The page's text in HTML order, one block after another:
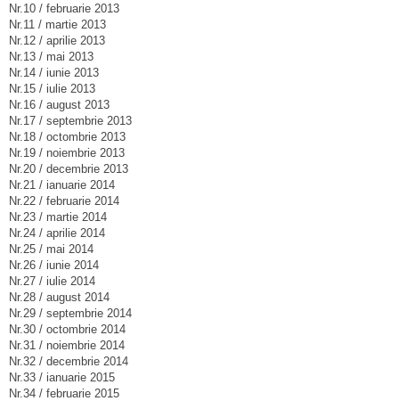
Nr.10 / februarie 2013
Nr.11 / martie 2013
Nr.12 / aprilie 2013
Nr.13 / mai 2013
Nr.14 / iunie 2013
Nr.15 / iulie 2013
Nr.16 / august 2013
Nr.17 / septembrie 2013
Nr.18 / octombrie 2013
Nr.19 / noiembrie 2013
Nr.20 / decembrie 2013
Nr.21 / ianuarie 2014
Nr.22 / februarie 2014
Nr.23 / martie 2014
Nr.24 / aprilie 2014
Nr.25 / mai 2014
Nr.26 / iunie 2014
Nr.27 / iulie 2014
Nr.28 / august 2014
Nr.29 / septembrie 2014
Nr.30 / octombrie 2014
Nr.31 / noiembrie 2014
Nr.32 / decembrie 2014
Nr.33 / ianuarie 2015
Nr.34 / februarie 2015